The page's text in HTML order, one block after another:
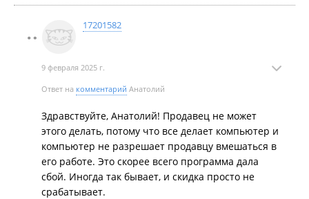
17201582
9 февраля 2025 г.
Ответ на комментарий Анатолий
Здравствуйте, Анатолий! Продавец не может
этого делать, потому что все делает компьютер и
компьютер не разрешает продавцу вмешаться в
его работе. Это скорее всего программа дала
сбой. Иногда так бывает, и скидка просто не
срабатывает.